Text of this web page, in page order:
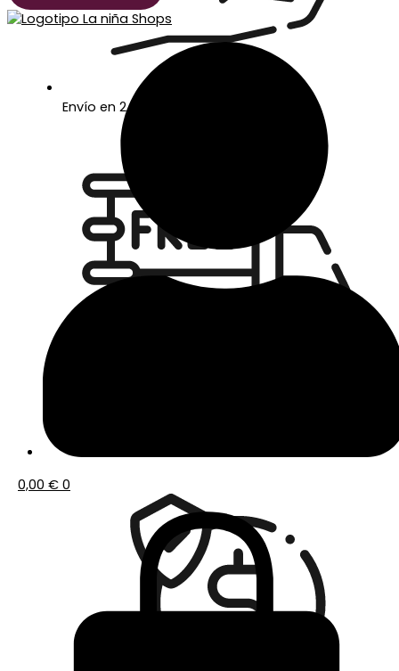
0,00 € 0
Envío en 24/48 horas laborables